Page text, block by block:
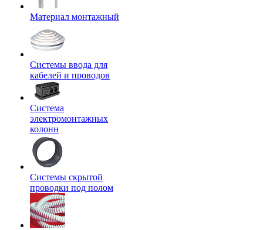
Материал монтажный
Системы ввода для
кабелей и проводов
Система
электромонтажных
колонн
Системы скрытой
проводки под полом